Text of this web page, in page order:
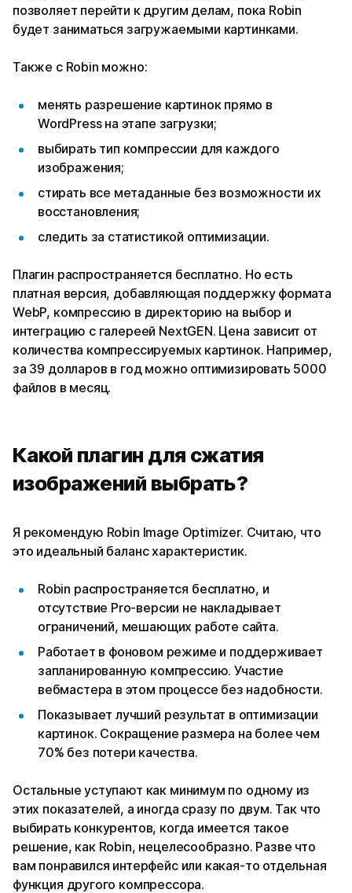
позволяет перейти к другим делам, пока Robin
будет заниматься загружаемыми картинками.
Также с Robin можно:
менять разрешение картинок прямо в
WordPress на этапе загрузки;
выбирать тип компрессии для каждого
изображения;
стирать все метаданные без возможности их
восстановления;
следить за статистикой оптимизации.
Плагин распространяется бесплатно. Но есть
платная версия, добавляющая поддержку формата
WebP, компрессию в директорию на выбор и
интеграцию с галереей NextGEN. Цена зависит от
количества компрессируемых картинок. Например,
за 39 долларов в год можно оптимизировать 5000
файлов в месяц.
Какой плагин для сжатия
изображений выбрать?
Я рекомендую Robin Image Optimizer. Считаю, что
это идеальный баланс характеристик.
Robin распространяется бесплатно, и
отсутствие Pro-версии не накладывает
ограничений, мешающих работе сайта.
Работает в фоновом режиме и поддерживает
запланированную компрессию. Участие
вебмастера в этом процессе без надобности.
Показывает лучший результат в оптимизации
картинок. Сокращение размера на более чем
70% без потери качества.
Остальные уступают как минимум по одному из
этих показателей, а иногда сразу по двум. Так что
выбирать конкурентов, когда имеется такое
решение, как Robin, нецелесообразно. Разве что
вам понравился интерфейс или какая-то отдельная
функция другого компрессора.